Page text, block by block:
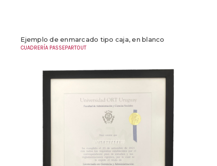
Ejemplo de enmarcado tipo caja, en blanco
CUADRERÍA PASSEPARTOUT